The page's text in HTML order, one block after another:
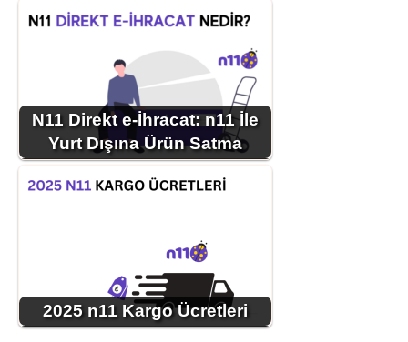
N11 Direkt e-İhracat: n11 İle
Yurt Dışına Ürün Satma
2025 n11 Kargo Ücretleri